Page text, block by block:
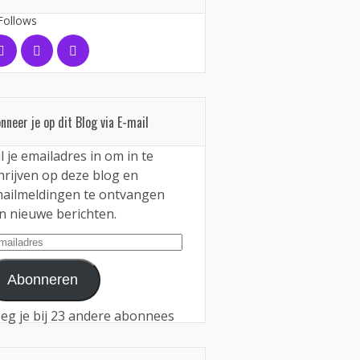
je op dit Blog via E-mail
je emailadres in om in te
op deze blog en
te ontvangen
nieuwe berichten.
Abonneren
je bij 23 andere abonnees